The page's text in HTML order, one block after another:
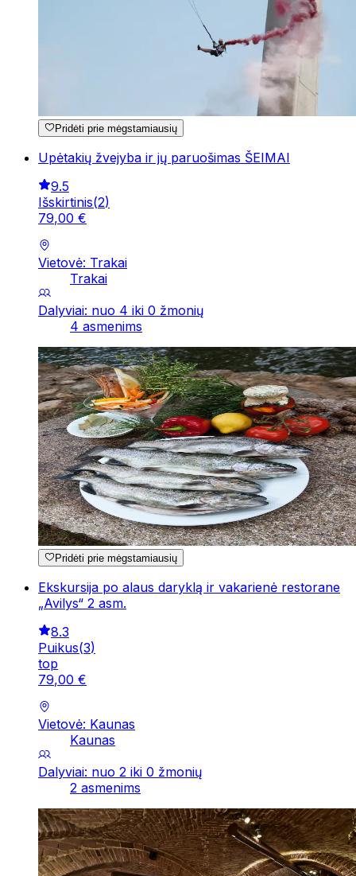
Pridėti prie mėgstamiausių
Upėtakių žvejyba ir jų paruošimas ŠEIMAI
9.5
Išskirtinis(2)
79,00 €
Vietovė: Trakai
Trakai
Dalyviai: nuo 4 iki 0 žmonių
4 asmenims
Pridėti prie mėgstamiausių
Ekskursija po alaus daryklą ir vakarienė restorane
„Avilys“ 2 asm.
8.3
Puikus(3)
top
79,00 €
Vietovė: Kaunas
Kaunas
Dalyviai: nuo 2 iki 0 žmonių
2 asmenims